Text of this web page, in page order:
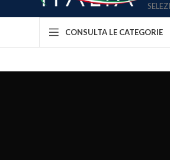
CONSULTA LE CATEGORIE